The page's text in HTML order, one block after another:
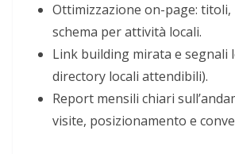
Ottimizzazione on-page:
schema per attività locali.
Link building mirata e segnali
directory locali attendibili).
Report mensili chiari
visite, posizionamento e